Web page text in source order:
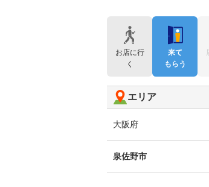
お店に行
く
来て
もらう
エリア
大阪府
泉佐野市